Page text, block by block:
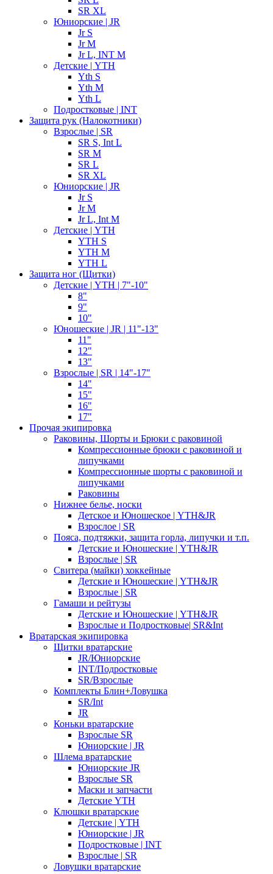
SR XL
Юниорские | JR
Jr S
Jr M
Jr L, INT M
Детские | YTH
Yth S
Yth M
Yth L
Подростковые | INT
Защита рук (Налокотники)
Взрослые | SR
SR S, Int L
SR M
SR L
SR XL
Юниорские | JR
Jr S
Jr M
Jr L, Int M
Детские | YTH
YTH S
YTH M
YTH L
Защита ног (Щитки)
Детские | YTH | 7"-10"
8"
9"
10"
Юношеские | JR | 11"-13"
11"
12"
13"
Взрослые | SR | 14"-17"
14"
15"
16"
17"
Прочая экипировка
Раковины, Шорты и Брюки с раковиной
Компрессионные брюки с раковиной и
липучками
Компрессионные шорты с раковиной и
липучками
Раковины
Нижнее белье, носки
Детское и Юношеское | YTH&JR
Взрослое | SR
Пояса, подтяжки, защита горла, липучки и т.п.
Детские и Юношеские | YTH&JR
Взрослые | SR
Свитера (майки) хоккейные
Детские и Юношеские | YTH&JR
Взрослые | SR
Гамаши и рейтузы
Детские и Юношеские | YTH&JR
Взрослые и Подростковые| SR&Int
Вратарская экипировка
Щитки вратарские
JR/Юниорские
INT/Подростковые
SR/Взрослые
Комплекты Блин+Ловушка
SR/Int
JR
Коньки вратарские
Взрослые SR
Юниорские | JR
Шлема вратарские
Юниорские JR
Взрослые SR
Маски и запчасти
Детские YTH
Клюшки вратарские
Детские | YTH
Юниорские | JR
Подростковые | INT
Взрослые | SR
Ловушки вратарские